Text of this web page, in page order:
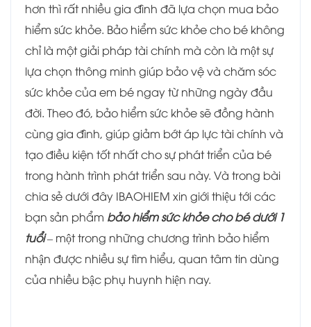
hơn thì rất nhiều gia đình đã lựa chọn mua bảo
hiểm sức khỏe. Bảo hiểm sức khỏe cho bé không
chỉ là một giải pháp tài chính mà còn là một sự
lựa chọn thông minh giúp bảo vệ và chăm sóc
sức khỏe của em bé ngay từ những ngày đầu
đời. Theo đó, bảo hiểm sức khỏe sẽ đồng hành
cùng gia đình, giúp giảm bớt áp lực tài chính và
tạo điều kiện tốt nhất cho sự phát triển của bé
trong hành trình phát triển sau này. Và trong bài
chia sẻ dưới đây IBAOHIEM xin giới thiệu tới các
bạn sản phẩm bảo hiểm sức khỏe cho bé dưới 1
tuổi– một trong những chương trình bảo hiểm
nhận được nhiều sự tìm hiểu, quan tâm tin dùng
của nhiều bậc phụ huynh hiện nay.